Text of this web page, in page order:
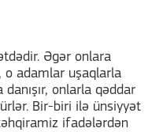
Əgər onlara
o adamlar uşaqlarla
onlarla qəddar
Bir-biri ilə ünsiyyət
ifadələrdən